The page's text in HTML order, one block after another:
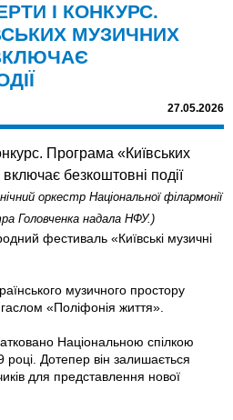
І КОНКУРС.
МУЗИЧНИХ
27.05.2026
оркестр Національної філармонії
Головченка надала НФУ.)
фестиваль «Київські музичні
музичного простору
«Поліфонія життя».
Національною спілкою
році. Дотепер він залишається
для представлення нової